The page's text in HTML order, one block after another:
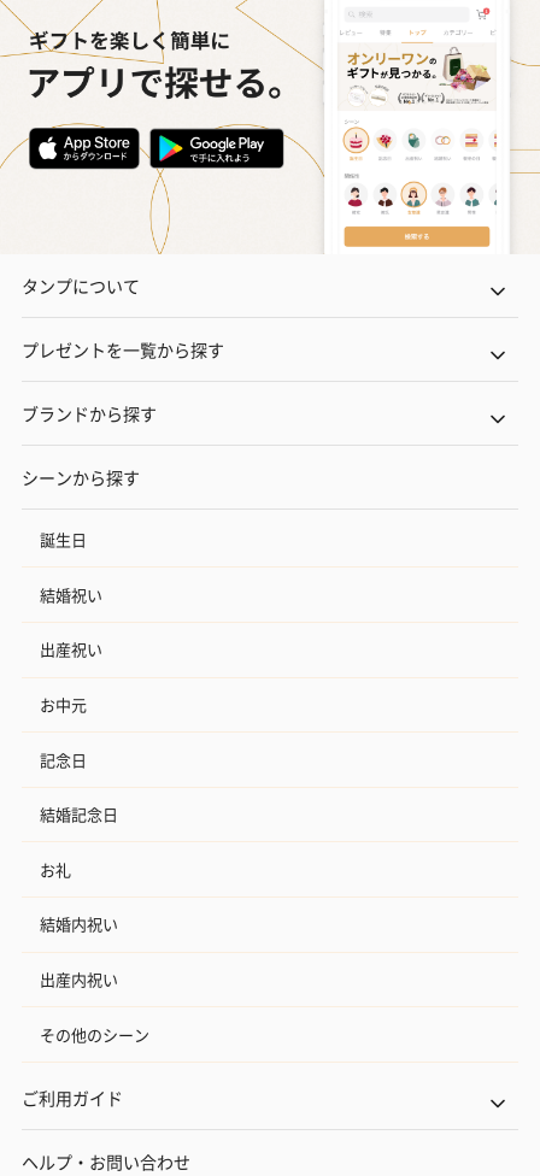
タンプについて
プレゼントを一覧から探す
ブランドから探す
シーンから探す
誕生日
結婚祝い
出産祝い
お中元
記念日
結婚記念日
お礼
結婚内祝い
出産内祝い
その他のシーン
ご利用ガイド
ヘルプ・お問い合わせ